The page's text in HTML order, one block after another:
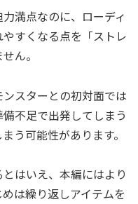
満点なのに、ローディ
すくなる点を「ストレ
ん。
スターとの初対面では
不足で出発してしまう
う可能性があります。
はいえ、本編にはより
は繰り返しアイテムを